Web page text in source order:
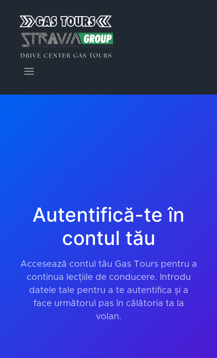
Autentifică-te în
contul tău
Accesează contul tău Gas Tours pentru a
continua lecțiile de conducere. Introdu
datele tale pentru a te autentifica și a
face următorul pas în călătoria ta la
volan.